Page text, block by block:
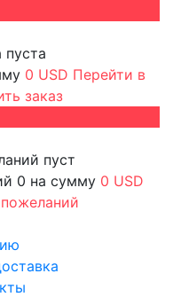
пуста
0 USD Перейти в
заказ
пуст
0 на сумму 0 USD